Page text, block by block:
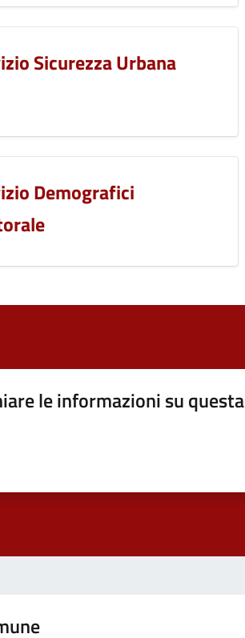
Sicurezza Urbana
Demografici
le informazioni su questa